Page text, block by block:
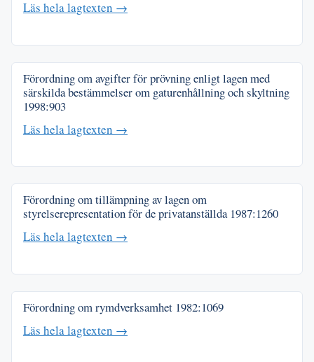
Läs hela lagtexten →
Förordning om avgifter för prövning enligt lagen med
särskilda bestämmelser om gaturenhållning och skyltning
1998:903
Läs hela lagtexten →
Förordning om tillämpning av lagen om
styrelserepresentation för de privatanställda 1987:1260
Läs hela lagtexten →
Förordning om rymdverksamhet 1982:1069
Läs hela lagtexten →